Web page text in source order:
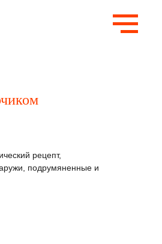
рецепт,
подрумяненные и